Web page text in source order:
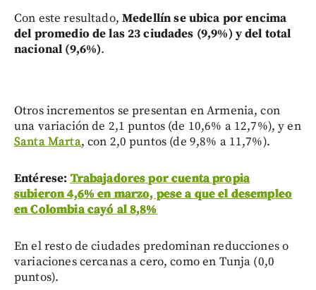
Con este resultado, Medellín se ubica por encima
del promedio de las 23 ciudades (9,9%) y del total
nacional (9,6%).
Otros incrementos se presentan en Armenia, con
una variación de 2,1 puntos (de 10,6% a 12,7%), y en
Santa Marta, con 2,0 puntos (de 9,8% a 11,7%).
Entérese: Trabajadores por cuenta propia
subieron 4,6% en marzo, pese a que el desempleo
en Colombia cayó al 8,8%
En el resto de ciudades predominan reducciones o
variaciones cercanas a cero, como en Tunja (0,0
puntos).